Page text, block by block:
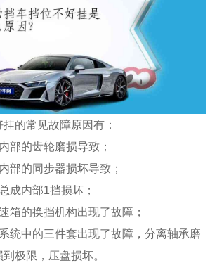
的常见故障原因有：
部的齿轮磨损导致；
部的同步器损坏导致；
成内部1挡损坏；
箱的换挡机构出现了故障；
统中的三件套出现了故障，分离轴承磨
极限，压盘损坏。